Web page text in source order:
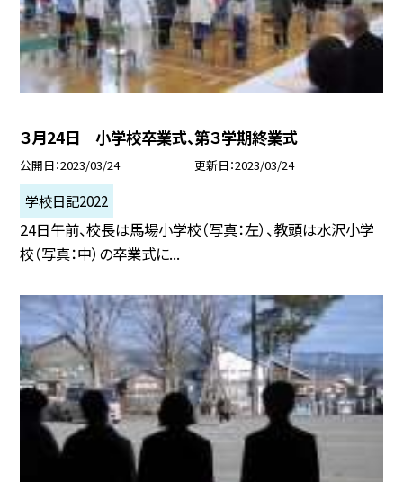
３月24日 小学校卒業式、第３学期終業式
公開日 2023/03/24 更新日 2023/03/24
学校日記2022
24日午前、校長は馬場小学校（写真：左）、教頭は水沢小学
校（写真：中）の卒業式に...